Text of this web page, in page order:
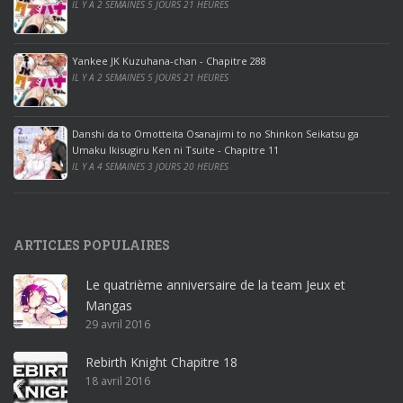
o
o
ff
i
c
e
2
0
1
r
o
ff
i
c
e
3
IL Y A 2 SEMAINES 5 JOURS 21 HEURES
Yankee JK Kuzuhana-chan - Chapitre 288
IL Y A 2 SEMAINES 5 JOURS 21 HEURES
Danshi da to Omotteita Osanajimi to no Shinkon Seikatsu ga
Umaku Ikisugiru Ken ni Tsuite - Chapitre 11
IL Y A 4 SEMAINES 3 JOURS 20 HEURES
ARTICLES POPULAIRES
Le quatrième anniversaire de la team Jeux et
Mangas
29 avril 2016
Rebirth Knight Chapitre 18
18 avril 2016